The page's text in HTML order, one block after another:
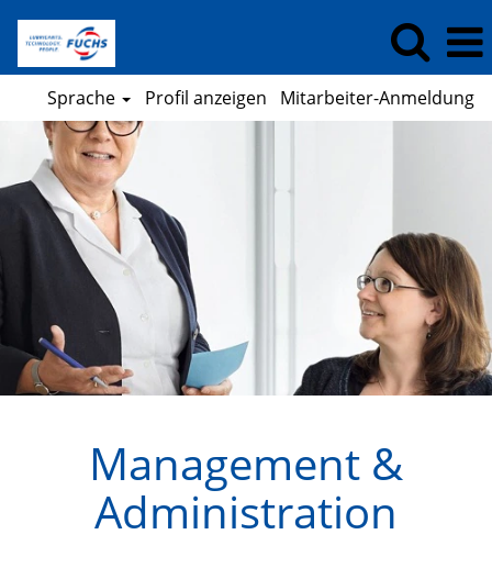
Sprache Profil anzeigen Mitarbeiter-Anmeldung
Management
Administration
(DE)
Management &
Administration